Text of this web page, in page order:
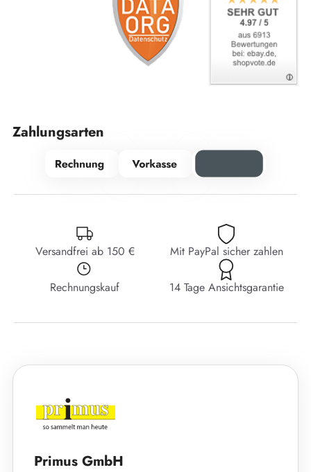
Zahlungsarten
Versandfrei ab 150 € Mit PayPal sicher zahlen
Rechnungskauf 14 Tage Ansichtsgarantie
Primus GmbH